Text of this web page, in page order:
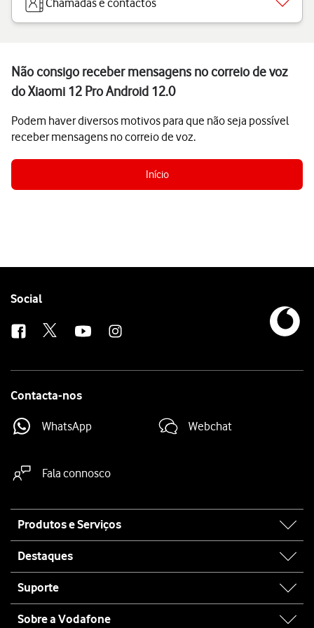
Chamadas e contactos
Não consigo receber mensagens no correio de voz
do Xiaomi 12 Pro Android 12.0
Podem haver diversos motivos para que não seja possível
receber mensagens no correio de voz.
Início
Follow
Social
Contacta-nos
WhatsApp Webchat
Fala connosco
map
Produtos e Serviços
Destaques
Suporte
Sobre a Vodafone